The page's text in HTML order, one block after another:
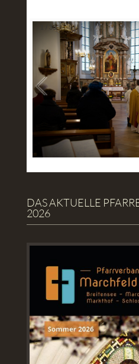
38
DAS AKTUELLE
2026